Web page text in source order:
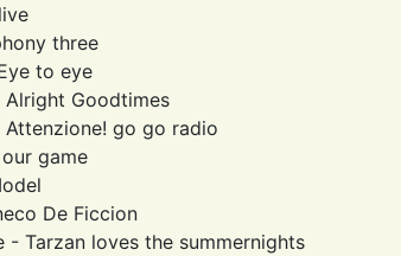
three
to eye
Alright Goodtimes
Attenzione! go go radio
game
De Ficcion
- Tarzan loves the summernights